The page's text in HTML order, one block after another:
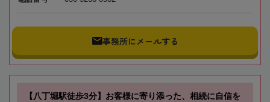
事務所にメールする
【八丁堀駅徒歩3分】お客様に寄り添った、相続に自信を